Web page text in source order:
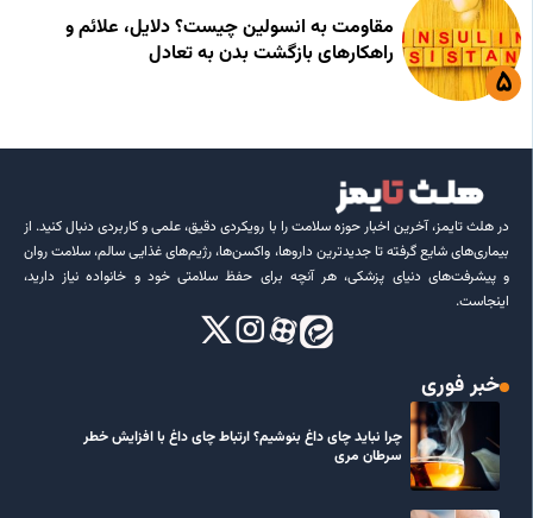
مقاومت به انسولین چیست؟ دلایل، علائم و
راهکارهای بازگشت بدن به تعادل
در هلث تایمز، آخرین اخبار حوزه سلامت را با رویکردی دقیق، علمی و کاربردی دنبال کنید. از
بیماری‌های شایع گرفته تا جدیدترین داروها، واکسن‌ها، رژیم‌های غذایی سالم، سلامت روان
و پیشرفت‌های دنیای پزشکی، هر آنچه برای حفظ سلامتی خود و خانواده نیاز دارید،
اینجاست.
خبر فوری
چرا نباید چای داغ بنوشیم؟ ارتباط چای داغ با افزایش خطر
سرطان مری